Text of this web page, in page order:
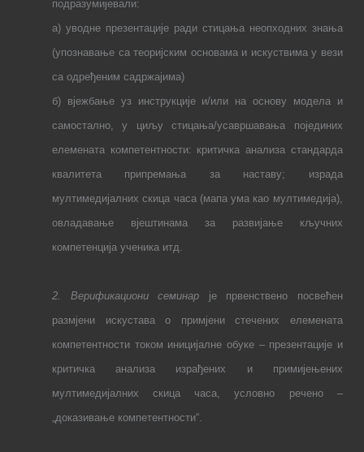
подразумијевали:
а) уводне презентације ради стицања неопходних знања
(упознавање са теоријским основама и искуствима у вези
са одређеним садржајима)
б) вјежбање уз инструкције и/или на основу модела и
самостално, у циљустицања/усавршавања појединих
елемената компетентности: критичка анализа стандарда
квалитета припремања за наставу; израда
мултимедијалних скица часа(мапа ума као мултимедија),
овладавање вјештинама за развијање кључних
компетенција ученика итд.
2. Верификациони семинар је првенствено посвећен
размјени искустава о примјени стечених елемената
компетентности током иницијалне обуке – презентације и
критичка анализа израђених и примијењених
мултимедијалних скица часа, условно речено –
„доказивање компетентности“.